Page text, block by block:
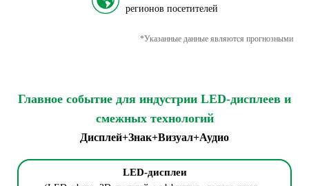
регионов посетителей
*Указанные данные являются прогнозными
Главное событие для индустрии LED-дисплеев и
смежных технологий
Дисплей+Знак+Визуал+Аудио
LED-дисплеи